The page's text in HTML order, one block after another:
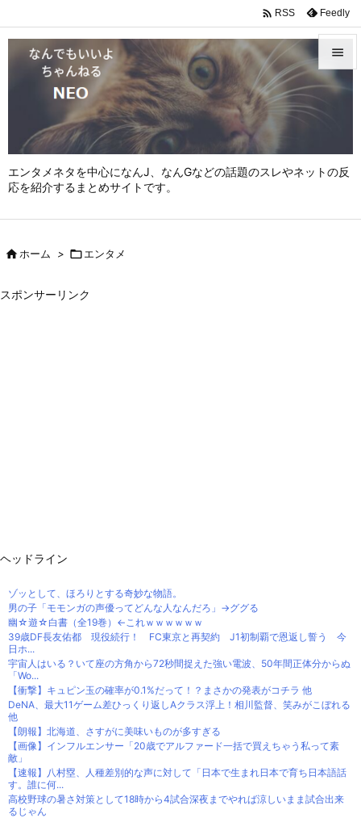
エンタメネタを中心になんJ、なんGなどの話題のスレやネットの反
応を紹介するまとめサイトです。



 RSS Feedly
ホーム > エンタメ
スポンサーリンク
ヘッドライン
ゾッとして、ほろりとする奇妙な物語。
男の子「モモンガの声優ってどんな人なんだろ」→ググる
幽☆遊☆白書（全19巻）←これｗｗｗｗｗｗ
39歳DF長友佑都 現役続行！ FC東京と再契約 J1初制覇で恩返し誓う 今
日ホ...
宇宙人はいる？いて座の方角から72秒間捉えた強い電波、50年間正体分からぬ
「Wo...
【衝撃】キュピン玉の確率が0.1%だって！？まさかの発表がコチラ 他
DeNA、最大11ゲーム差ひっくり返しAクラス浮上！相川監督、笑みがこぼれる
他
【朗報】北海道、さすがに美味いものが多すぎる
【画像】インフルエンサー「20歳でアルファード一括で買えちゃう私って素
敵」
【速報】八村塁、人種差別的な声に対して「日本で生まれ日本で育ち日本語話
す。誰に何...
高校野球の暑さ対策として18時から4試合深夜までやれば涼しいまま試合出来
るじゃん